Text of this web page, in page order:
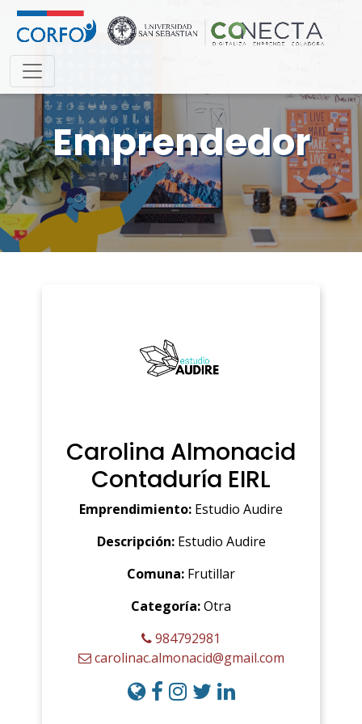
Emprendedor
Carolina Almonacid
Contaduría EIRL
Emprendimiento: Estudio Audire
Descripción:Estudio Audire
Comuna: Frutillar
Categoría:Otra
984792981
carolinac.almonacid@gmail.com